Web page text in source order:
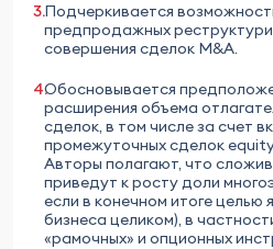
Подчеркивается
предпродажных
совершения сделок M&A.
Обосновывается
расширения объема
сделок, в том числе за счет
промежуточных сделок
Авторы полагают, что
приведут к росту доли
если в конечном итоге целью
бизнеса целиком), в
«рамочных» и опционных